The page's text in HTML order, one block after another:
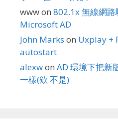
wwwon 802.1x 無線網路
Microsoft AD
John Marks on Uxplay +
autostart
alexwon AD 環境下把新
一樣(欸 不是)